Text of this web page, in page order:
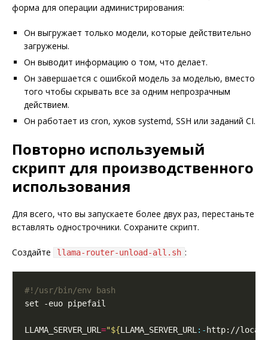
форма для операции администрирования:
Он выгружает только модели, которые действительно
загружены.
Он выводит информацию о том, что делает.
Он завершается с ошибкой модель за моделью, вместо
того чтобы скрывать все за одним непрозрачным
действием.
Он работает из cron, хуков systemd, SSH или заданий CI.
Повторно используемый
скрипт для производственного
использования
Для всего, что вы запускаете более двух раз, перестаньте
вставлять однострочники. Сохраните скрипт.
Создайте llama-router-unload-all.sh :
LLAMA_SERVER_URL="${LLAMA_SERVER_URL:- http://